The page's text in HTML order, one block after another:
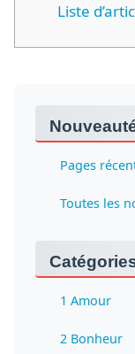
Liste
Pages
Toutes les
1 Amour
2 Bonheur